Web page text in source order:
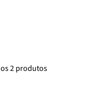
os2produtos